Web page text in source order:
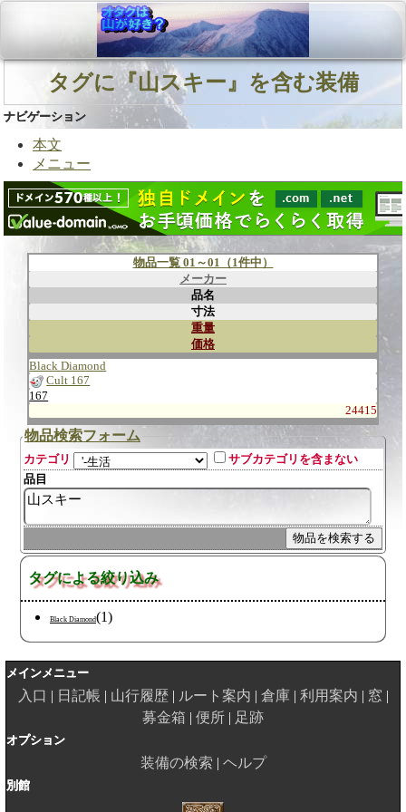
タグに『山スキー』を含む装備
ナビゲーション
本文
メニュー
物品一覧 01～01（1件中）
メーカー
品名
寸法
重量
価格
Black Diamond
Cult 167
167
24415
物品検索フォーム
カテゴリ
サブカテゴリを含まない
品目
タグによる絞り込み
Black Diamond(1)
メインメニュー
入口 日記帳 山行履歴 ルート案内 倉庫 利用案内
窓
募金箱
便所 足跡
オプション
装備の検索 ヘルプ
別館